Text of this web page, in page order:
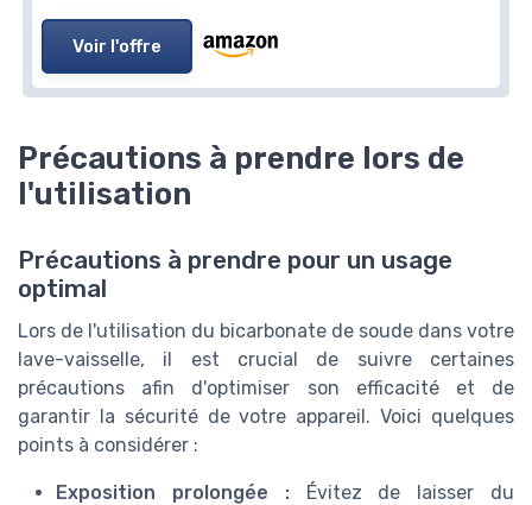
Voir l'offre
Précautions à prendre lors de
l'utilisation
Précautions à prendre pour un usage
optimal
Lors de l'utilisation du bicarbonate de soude dans votre
lave-vaisselle, il est crucial de suivre certaines
précautions afin d'optimiser son efficacité et de
garantir la sécurité de votre appareil. Voici quelques
points à considérer :
Exposition prolongée :Évitez de laisser du